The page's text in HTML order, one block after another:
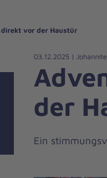
vor der Haustür
03.12.2025 |
der
Ein